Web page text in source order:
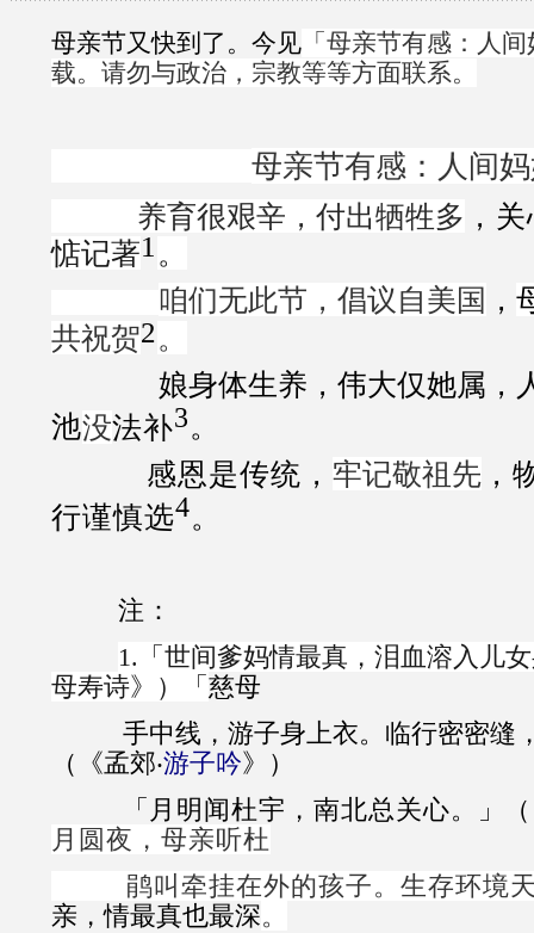
母亲节又快到了。今见 「母亲节有感：人
载。请勿与政治，宗教等等方面联系。
母亲节有感：人间
养育很艰辛，付出牺牲多 ，
惦记著1 。
咱们无此节 ，倡议自美国 ，
共祝贺2。
娘身体生养，伟大仅她属，
池没法补3。
感恩是传统， 牢记敬祖先 ，
行谨慎选4。
注：
1.「世间爹妈情最真，泪血溶入儿
母寿诗》）「 慈母
手中线，游子身上衣。临行密密缝
（《孟郊‧游子吟》）
「 月明 闻杜宇，南北总关心。
」
月 圆夜，母亲听杜
鹃叫 牵挂在外的孩子。生存环境
亲，情最真也最深。